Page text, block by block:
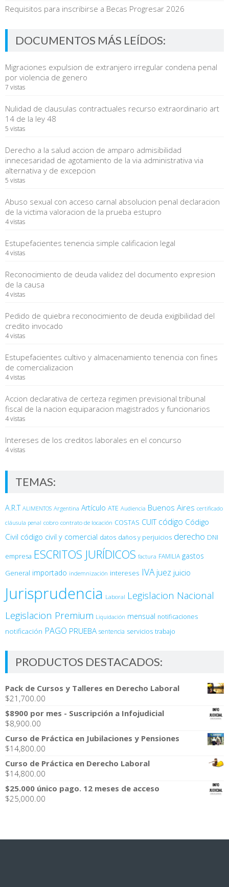
Requisitos para inscribirse a Becas Progresar 2026
DOCUMENTOS MÁS LEÍDOS:
Migraciones expulsion de extranjero irregular condena penal
por violencia de genero
7 vistas
Nulidad de clausulas contractuales recurso extraordinario art
14 de la ley 48
5 vistas
Derecho a la salud accion de amparo admisibilidad
innecesaridad de agotamiento de la via administrativa via
alternativa y de excepcion
5 vistas
Abuso sexual con acceso carnal absolucion penal declaracion
de la victima valoracion de la prueba estupro
4 vistas
Estupefacientes tenencia simple calificacion legal
4 vistas
Reconocimiento de deuda validez del documento expresion
de la causa
4 vistas
Pedido de quiebra reconocimiento de deuda exigibilidad del
credito invocado
4 vistas
Estupefacientes cultivo y almacenamiento tenencia con fines
de comercializacion
4 vistas
Accion declarativa de certeza regimen previsional tribunal
fiscal de la nacion equiparacion magistrados y funcionarios
4 vistas
Intereses de los creditos laborales en el concurso
4 vistas
TEMAS:
A.R.T ALIMENTOS Argentina Artículo ATE Audiencia Buenos Aires certificado
cláusula penal cobro contrato de locación COSTAS CUIT código Código
Civil código civil y comercial datos daños y perjuicios derecho DNI
empresa ESCRITOS JURÍDICOS factura FAMILIA gastos
General importado indemnización intereses IVA juez juicio
Jurisprudencia Laboral Legislacion Nacional
Legislacion Premium Liquidación mensual notificaciones
notificación PAGO PRUEBA sentencia servicios trabajo
PRODUCTOS DESTACADOS:
Pack de Cursos y Talleres en Derecho Laboral
$21,700.00
$8900 por mes - Suscripción a Infojudicial
$8,900.00
Curso de Práctica en Jubilaciones y Pensiones
$14,800.00
Curso de Práctica en Derecho Laboral
$14,800.00
$25.000 único pago. 12 meses de acceso
$25,000.00